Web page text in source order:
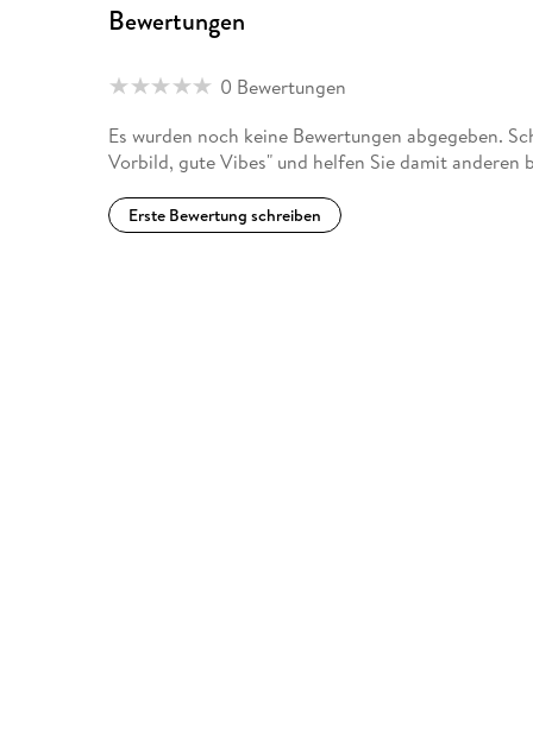
Bewertungen
0 Bewertungen
Es wurden noch keine Bewertungen abgegeben.
Vorbild, gute Vibes" und helfen Sie damit anderen
Erste Bewertung schreiben